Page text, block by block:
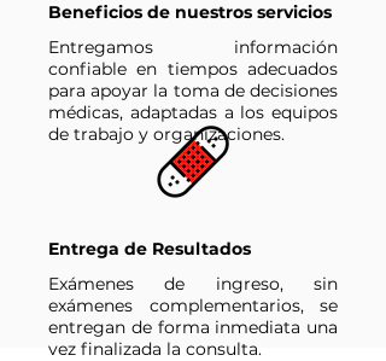
Beneficios de nuestros servicios
Entregamos información
confiable en tiempos adecuados
para apoyar la toma de decisiones
médicas, adaptadas a los equipos
de trabajo y organizaciones.
Entrega de Resultados
Exámenes de ingreso, sin
exámenes complementarios, se
entregan de forma inmediata una
vez finalizada la consulta.